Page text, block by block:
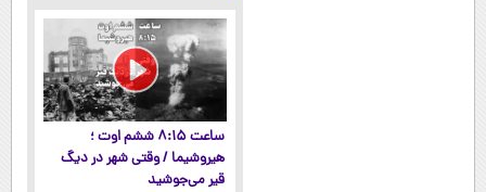
نقاهت؛ مشاوره
رایگان
ساعت ۸:۱۵ ششم اوت ؛
هیروشیما / وقتی شهر در دیگ
قیر می‌جوشید